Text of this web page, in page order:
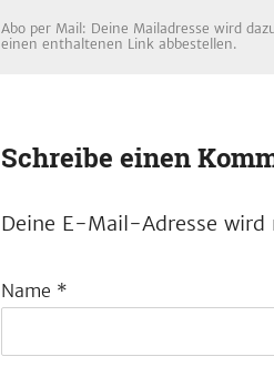
Abo per Mail: Deine Mailadresse wird
einen enthaltenen Link abbestellen.
Schreibe einen
Deine E-Mail-Adresse
Name *